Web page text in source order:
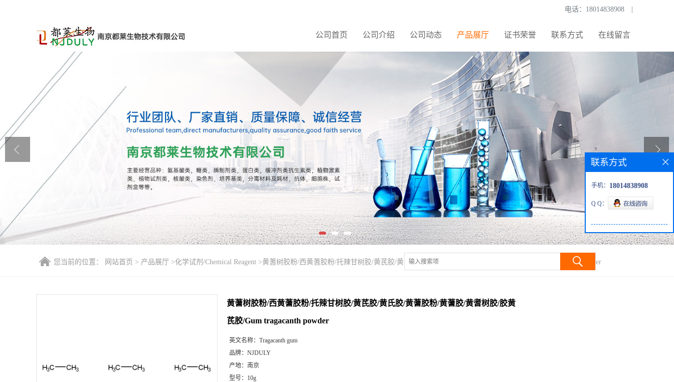
电话： 18014838908
公司首页 公司介绍 公司动态 产品展厅 证书荣誉 联系方式 在线留言
公司首页
产品展厅
证书荣誉
联系方式
您当前的位置： 网站首页 > 产品展厅 >化学试剂/Chemical Reagent >黄蓍树胶粉/西黄蓍胶粉/托辣甘树胶/黄芪胶/黄氏胶/黄蓍胶粉/黄蓍胶/黄耆树胶/胶黄芪胶/Gum tragacanth powder
黄蓍树胶粉/西黄蓍胶粉/托辣甘树胶/黄芪胶/黄氏胶/黄蓍胶粉/黄蓍胶/黄耆树胶/胶黄
芪胶/Gum tragacanth powder
英文名称： Tragacanth gum
品牌： NJDULY
产地： 南京
型号： 10g
联系方式
手机： 18014838908
Q Q：